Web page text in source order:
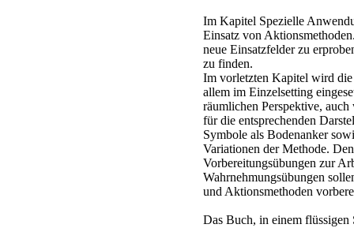
Im Kapitel Spezielle
Einsatz von
neue Einsatzfelder zu
zu finden.
Im vorletzten Kapitel wird
allem im Einzelsetting
räumlichen Perspektive,
für die entsprechenden
Symbole als Bodenanker
Variationen der Methode.
Vorbereitungsübungen zur
Wahrnehmungsübungen
und Aktionsmethoden
Das Buch, in einem flüssigen